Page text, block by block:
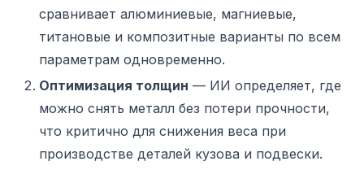
сравнивает алюминиевые, магниевые,
титановые и композитные варианты по всем
параметрам одновременно.
Оптимизация толщин — ИИ определяет, где
можно снять металл без потери прочности,
что критично для снижения веса при
производстве деталей кузова и подвески.